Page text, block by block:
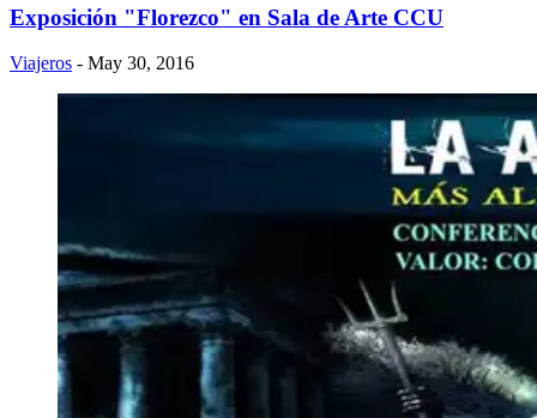
Exposición "Florezco" en Sala de Arte CCU
Viajeros - May 30, 2016